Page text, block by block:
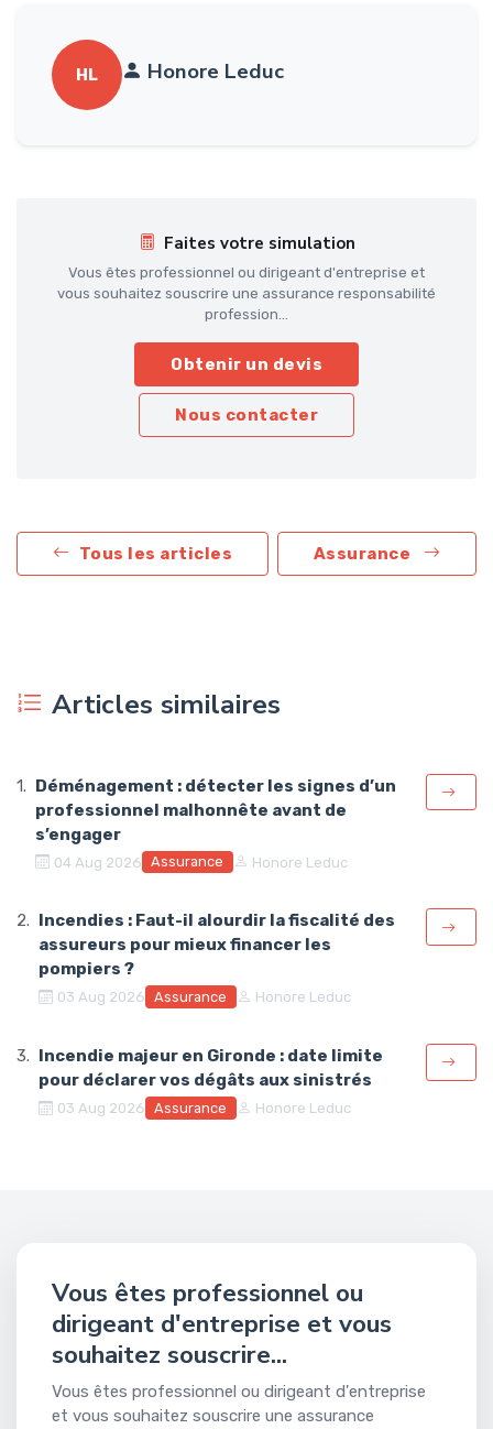
HL Honore Leduc
Faites votre simulation
Vous êtes professionnel ou dirigeant d'entreprise et
vous souhaitez souscrire une assurance responsabilité
profession...
Obtenir un devis
Nous contacter
Tous les articles Assurance
Articles similaires
Déménagement : détecter les signes d’un
professionnel malhonnête avant de
s’engager
04 Aug 2026 Assurance Honore Leduc
Incendies : Faut-il alourdir la fiscalité des
assureurs pour mieux financer les
pompiers ?
03 Aug 2026 Assurance Honore Leduc
Incendie majeur en Gironde : date limite
pour déclarer vos dégâts aux sinistrés
03 Aug 2026 Assurance Honore Leduc
Vous êtes professionnel ou
dirigeant d'entreprise et vous
souhaitez souscrire...
Vous êtes professionnel ou dirigeant d'entreprise
et vous souhaitez souscrire une assurance